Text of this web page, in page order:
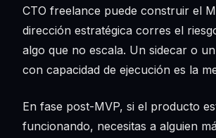
CTO freelance puede construir el
dirección estratégica corres el
algo que no escala. Un sidecar o
con capacidad de ejecución es la
En fase post-MVP, si el producto
funcionando, necesitas a alguien